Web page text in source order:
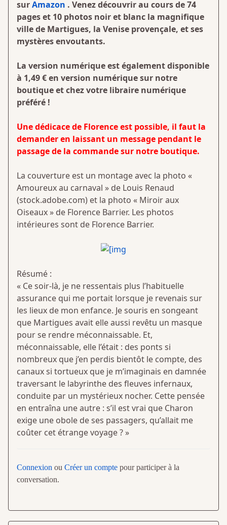
surAmazon . Venez découvrir au cours de 74
pages et 10 photos noir et blanc la magnifique
ville de Martigues, la Venise provençale, et ses
mystères envoutants.
La version numérique est également disponible
à 1,49 € en version numérique sur notre
boutique et chez votre libraire numérique
préféré !
Une dédicace de Florence est possible, il faut la
demander en laissant un message pendant le
passage de la commande sur notre boutique.
La couverture est un montage avec la photo «
Amoureux au carnaval » de Louis Renaud
(stock.adobe.com) et la photo « Miroir aux
Oiseaux » de Florence Barrier. Les photos
intérieures sont de Florence Barrier.
Résumé :
« Ce soir-là, je ne ressentais plus l’habituelle
assurance qui me portait lorsque je revenais sur
les lieux de mon enfance. Je souris en songeant
que Martigues avait elle aussi revêtu un masque
pour se rendre méconnaissable. Et,
méconnaissable, elle l’était : des ponts si
nombreux que j’en perdis bientôt le compte, des
canaux si tortueux que je m’imaginais en damnée
traversant le labyrinthe des fleuves infernaux,
conduite par un mystérieux nocher. Cette pensée
en entraîna une autre : s’il est vrai que Charon
exige une obole de ses passagers, qu’allait me
coûter cet étrange voyage ? »
Connexion ou Créer un compte pour participer à la
conversation.